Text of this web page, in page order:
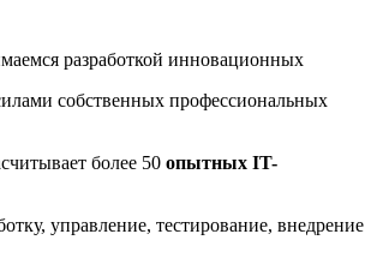
разработкой инновационных
собственных профессиональных
более 50 опытных IT-
управление, тестирование, внедрение